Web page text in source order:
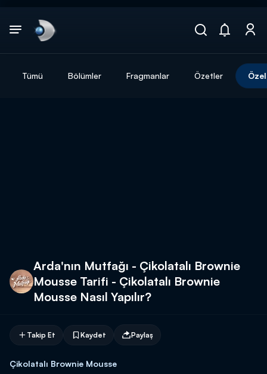
Tümü Bölümler Fragmanlar Özetler
Arda'nın Mutfağı - Çikolatalı Brownie
Mousse Tarifi - Çikolatalı Brownie
Mousse Nasıl Yapılır?
Takip Et Kaydet Paylaş
Çikolatalı Brownie Mousse